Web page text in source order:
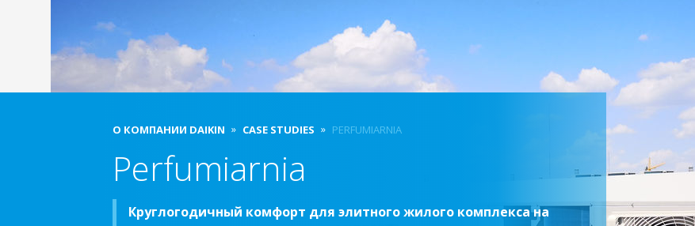
О КОМПАНИИ DAIKIN CASE STUDIES PERFUMIARNIA
Perfumiarnia
Круглогодичный комфорт для элитного жилого комплекса на